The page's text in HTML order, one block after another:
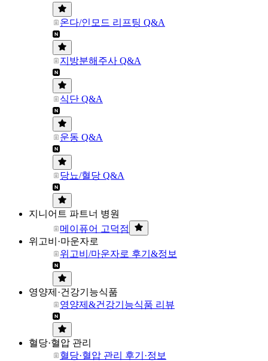
온다/인모드 리프팅 Q&A
지방분해주사 Q&A
식단 Q&A
운동 Q&A
당뇨/혈당 Q&A
지니어트 파트너 병원
메이퓨어 고덕점
위고비·마운자로
위고비/마운자로 후기&정보
영양제·건강기능식품
영양제&건강기능식품 리뷰
혈당·혈압 관리
혈당·혈압 관리 후기·정보